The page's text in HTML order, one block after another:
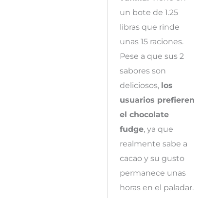
un bote de 1.25
libras que rinde
unas 15 raciones.
Pese a que sus 2
sabores son
deliciosos, los
usuarios prefieren
el chocolate
fudge, ya que
realmente sabe a
cacao y su gusto
permanece unas
horas en el paladar.